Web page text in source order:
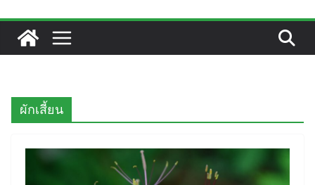
ผักเสี้ยน